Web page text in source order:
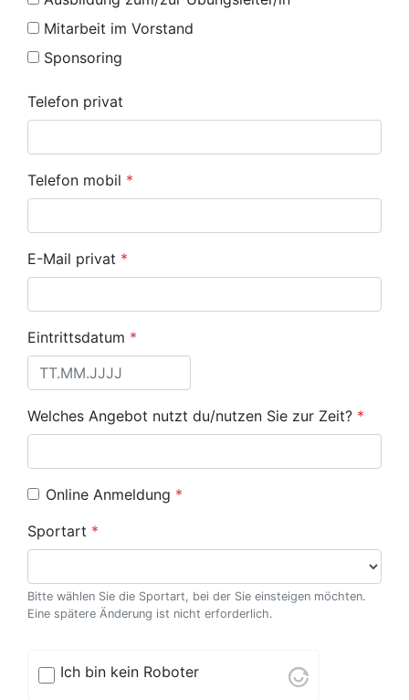
Mitarbeit im Vorstand
Sponsoring
Telefon privat
Telefon mobil *
E-Mail privat *
Eintrittsdatum *
Welches Angebot nutzt du/nutzen Sie zur Zeit? *
Online Anmeldung *
Sportart *
Bitte wählen Sie die Sportart, bei der Sie einsteigen möchten.
Eine spätere Änderung ist nicht erforderlich.
Ich bin kein Roboter